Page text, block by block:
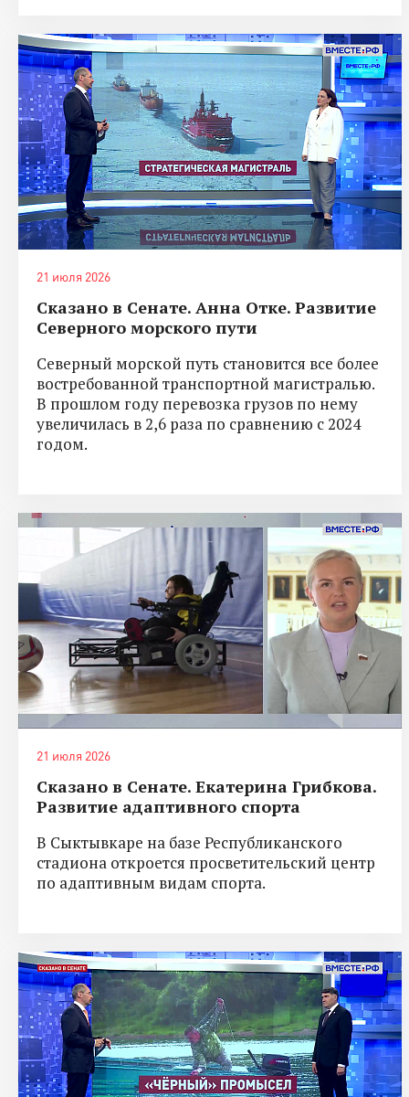
21 июля 2026
Сказано в Сенате. Анна Отке. Развитие
Северного морского пути
Северный морской путь становится все более
востребованной транспортной магистралью.
В прошлом году перевозка грузов по нему
увеличилась в 2,6 раза по сравнению с 2024
годом.
21 июля 2026
Сказано в Сенате. Екатерина Грибкова.
Развитие адаптивного спорта
В Сыктывкаре на базе Республиканского
стадиона откроется просветительский центр
по адаптивным видам спорта.